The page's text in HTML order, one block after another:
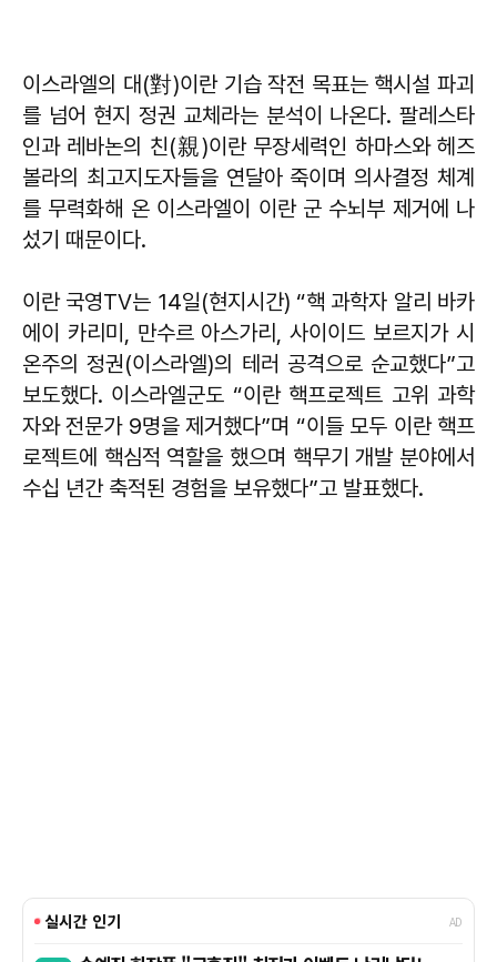
이스라엘의 대(對)이란 기습 작전 목표는 핵시설 파괴
를 넘어 현지 정권 교체라는 분석이 나온다. 팔레스타
인과 레바논의 친(親)이란 무장세력인 하마스와 헤즈
볼라의 최고지도자들을 연달아 죽이며 의사결정 체계
를 무력화해 온 이스라엘이 이란 군 수뇌부 제거에 나
섰기 때문이다.
이란 국영TV는 14일(현지시간) “핵 과학자 알리 바카
에이 카리미, 만수르 아스가리, 사이이드 보르지가 시
온주의 정권(이스라엘)의 테러 공격으로 순교했다”고
보도했다. 이스라엘군도 “이란 핵프로젝트 고위 과학
자와 전문가 9명을 제거했다”며 “이들 모두 이란 핵프
로젝트에 핵심적 역할을 했으며 핵무기 개발 분야에서
수십 년간 축적된 경험을 보유했다”고 발표했다.